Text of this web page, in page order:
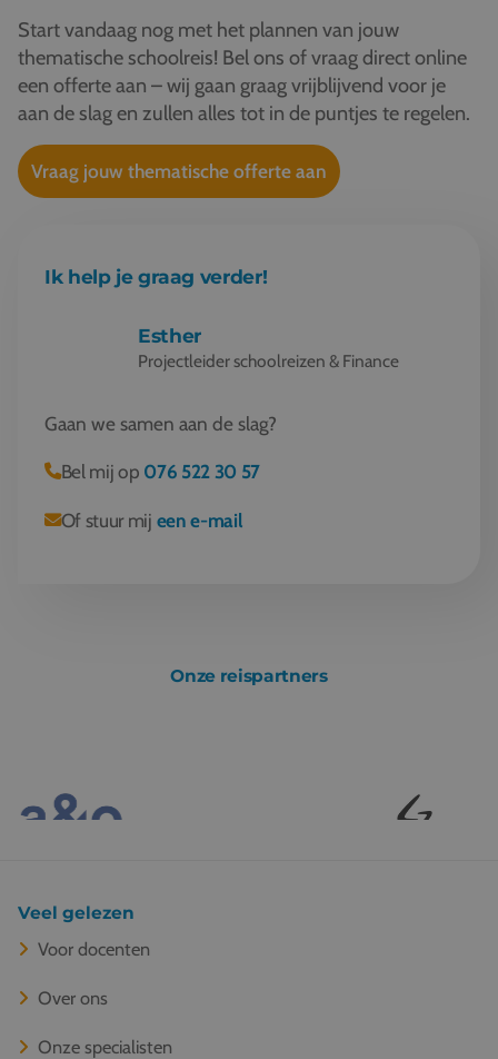
Start vandaag nog met het plannen van jouw
thematische schoolreis! Bel ons of vraag direct online
een offerte aan – wij gaan graag vrijblijvend voor je
aan de slag en zullen alles tot in de puntjes te regelen.
Vraag jouw thematische offerte aan
Ik help je graag verder!
Esther
Projectleider schoolreizen & Finance
Gaan we samen aan de slag?
Bel mij op 076 522 30 57
Of stuur mij een e-mail
Onze reispartners
Veel gelezen
Voor docenten
Over ons
Onze specialisten